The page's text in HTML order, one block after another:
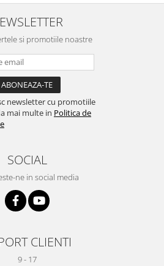
si promotiile noastre
newsletter cu promotiile
mai multe in Politica de
SOCIAL
ne in social media
CLIENTI
9 - 17